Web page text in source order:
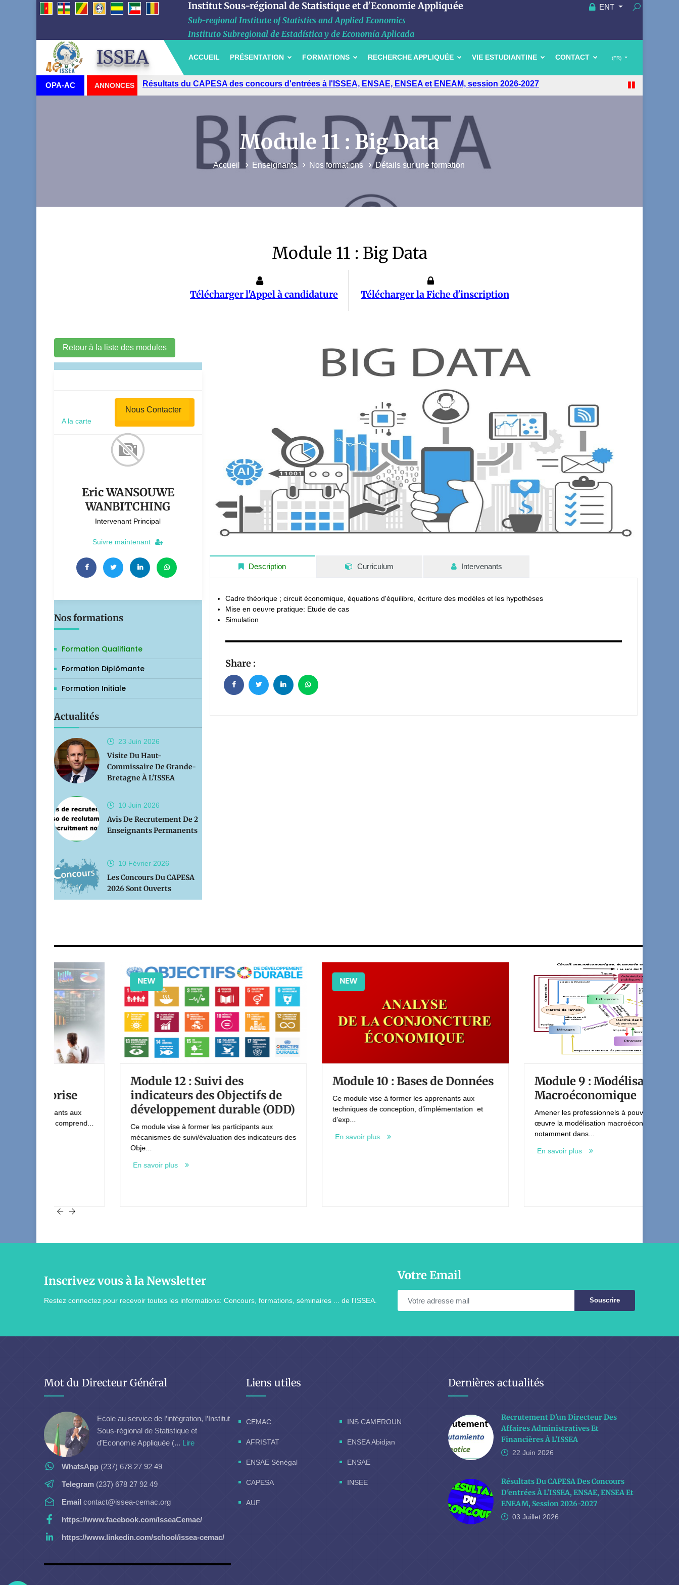
Institut Sous-régional de Statistique et d'Economie Appliquée
Sub-regional Institute of Statistics and Applied Economics
Instituto Subregional de Estadística y de Economía Aplicada
ENT
ISSEA (FR)
ACCUEIL PRÉSENTATION FORMATIONS RECHERCHE APPLIQUÉE VIE ESTUDIANTINE CONTACT
OPA-AC ANNONCES Visite du Haut-Commissaire de Grande-Bretagne à l'ISSEA
Module 11 : Big Data
Accueil Enseignants Nos formations Détails sur une formation
Module 11 : Big Data
Télécharger l'Appel à candidature Télécharger la Fiche d'inscription
Retour à la liste des modules
A la carte
Nous Contacter
Eric WANSOUWE
WANBITCHING
Intervenant Principal
Suivre maintenant
Nos formations
Formation Qualifiante
Formation Diplômante
Formation Initiale
Actualités
23 Juin 2026
Visite Du Haut-
Commissaire De Grande-
Bretagne À L'ISSEA
10 Juin 2026
Avis De Recrutement De 2
Enseignants Permanents
10 Février 2026
Les Concours Du CAPESA
2026 Sont Ouverts
Description Curriculum Intervenants
Cadre théorique ; circuit économique, équations d'équilibre, écriture des modèles et les hypothèses
Mise en oeuvre pratique: Etude de cas
Simulation
Share :
Module 12 : Suivi des
indicateurs des Objectifs de
développement durable (ODD)
NEW
Ce module vise à former les participants aux
mécanismes de suivi/évaluation des indicateurs des
Module 10 : Bases de Données
NEW
Ce module vise à former les apprenants aux
techniques de conception, d’implémentation et
En savoir plus
Module 9 : Modélisation
Macroéconomique
Amener les professionnels à pouvoir mettre en
œuvre la modélisation macroéconomique,
notamment dans...
Inscrivez vous à la Newsletter
Restez connectez pour recevoir toutes les informations: Concours, formations, séminaires ... de l'ISSEA.
Votre Email
Souscrire
Mot du Directeur Général
Ecole au service de l’intégration, l’Institut
Sous-régional de Statistique et
d’Economie Appliquée (... Lire
WhatsApp (237) 678 27 92 49
Telegram (237) 678 27 92 49
Email contact@issea-cemac.org
https://www.facebook.com/IsseaCemac/
https://www.linkedin.com/school/issea-cemac/
Liens utiles
CEMAC INS CAMEROUN
AFRISTAT ENSEA Abidjan
ENSAE Sénégal ENSAE
CAPESA INSEE
AUF
Dernières actualités
Recrutement D'un Directeur Des
Affaires Administratives Et
Financières À L'ISSEA
22 Juin 2026
Résultats Du CAPESA Des Concours
D'entrées À L'ISSEA, ENSAE, ENSEA Et
ENEAM, Session 2026-2027
03 Juillet 2026